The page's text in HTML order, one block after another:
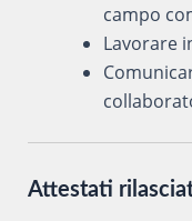
campo
Lavorare
Attestati